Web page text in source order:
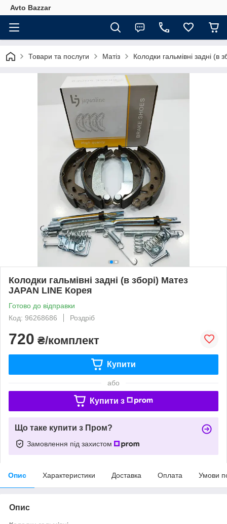
Avto Bazzar
Товари та послуги Матіз Колодки гальмівні задні (в
Колодки гальмівні задні (в зборі) Матез
JAPAN LINE Корея
Готово до відправки
Код: 96268686
Роздріб
720 ₴/комплект
Купити
або
Купити з
Що таке купити з Пром?
Замовлення під захистом
Опис Характеристики Доставка Оплата Умови
Опис